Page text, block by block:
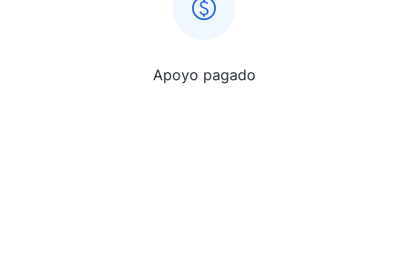
Apoyo pagado